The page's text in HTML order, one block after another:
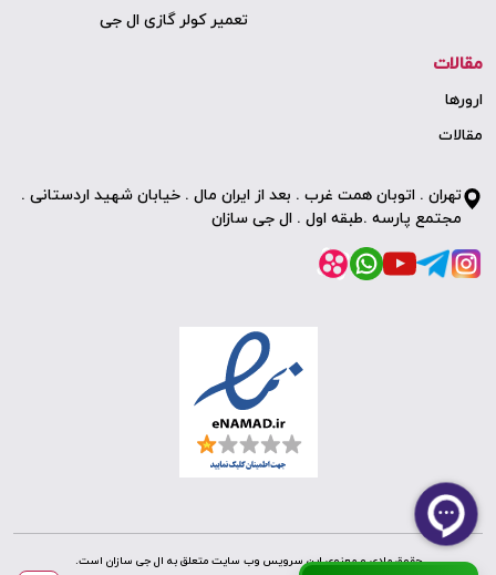
تعمیر کولر گازی ال جی
مقالات
ارورها
مقالات
تهران . اتوبان همت غرب . بعد از ایران مال . خیابان شهید اردستانی .
مجتمع پارسه .طبقه اول . ال جی سازان
حقوق مادی و معنوی این سرویس وب سایت متعلق به ال جی سازان است.